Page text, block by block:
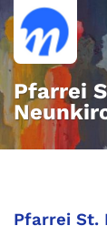
Zum Inhalt
Pfarrei
Pfarrei St.